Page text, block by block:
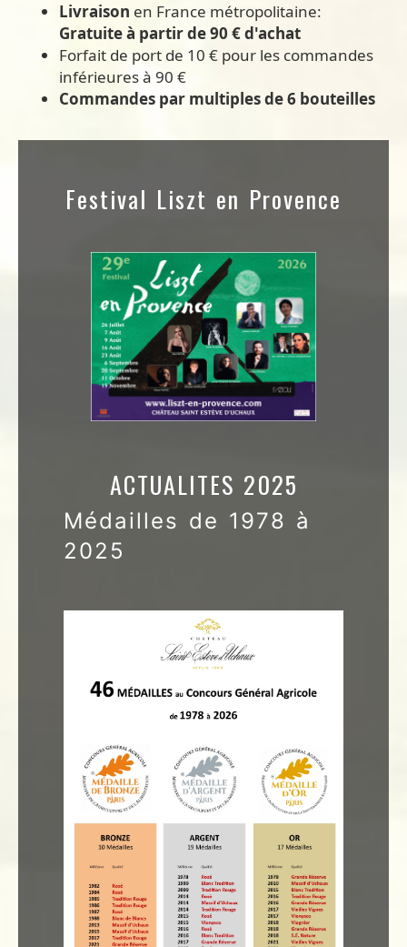
Livraison en France métropolitaine:
Gratuite à partir de 90 € d'achat
Forfait de port de 10 € pour les commandes
inférieures à 90 €
Commandes par multiples de 6 bouteilles
Festival Liszt en Provence
ACTUALITES 2025
Médailles de 1978 à
2025